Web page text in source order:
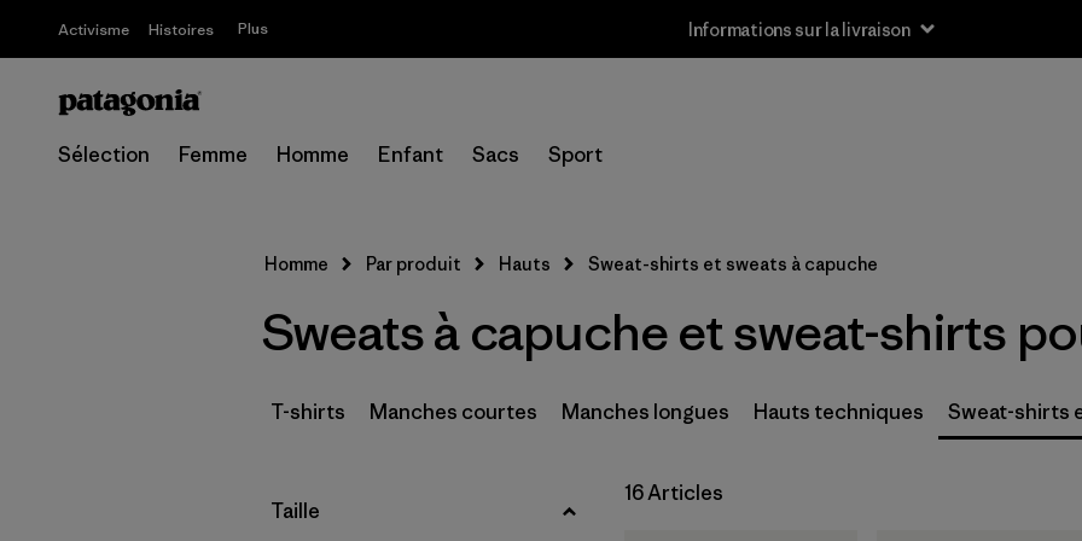
Activisme Histoires Plus Informations sur la livraison
Sélection Femme Homme Enfant Sacs Sport
M (16)
(16)
Homme Par produit Hauts Sweat-shirts et sweats à capuche
Sweats à capuche et sweat-shirts
T-shirts Manches courtes Manches longues Hauts techniques Sweat-shirts
Filtrer par
Taille
16 Articles